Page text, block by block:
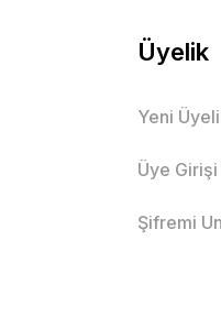
Üyelik
Yeni
Üye Girişi
Şifremi